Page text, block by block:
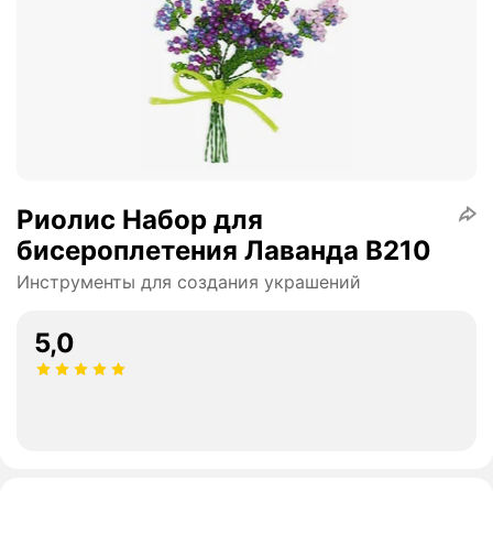
Риолис Набор для
бисероплетения Лаванда В210
Инструменты для создания украшений
5,0